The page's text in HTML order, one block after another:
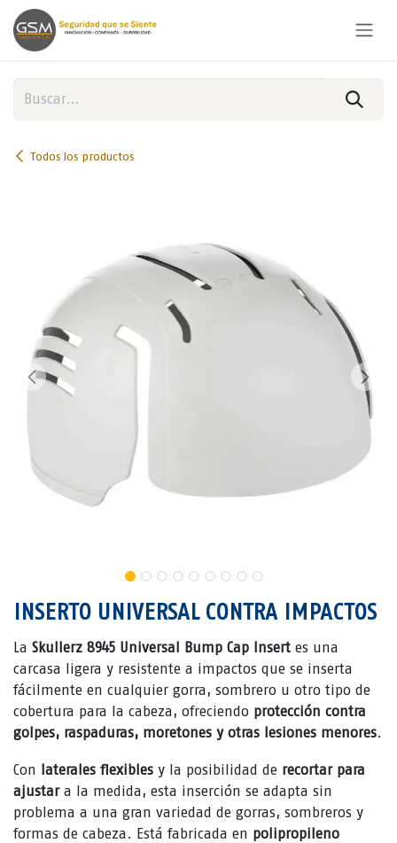
Ir al contenido
Todos los productos
INSERTO UNIVERSAL CONTRA IMPACTOS
La Skullerz 8945 Universal Bump Cap Insert es una
carcasa ligera y resistente a impactos que se inserta
fácilmente en cualquier gorra, sombrero u otro tipo de
cobertura para la cabeza, ofreciendo protección contra
golpes, raspaduras, moretones y otras lesiones menores.
Con laterales flexibles y la posibilidad de recortar para
ajustara la medida, esta inserción se adapta sin
problema a una gran variedad de gorras, sombreros y
formas de cabeza. Está fabricada en polipropileno